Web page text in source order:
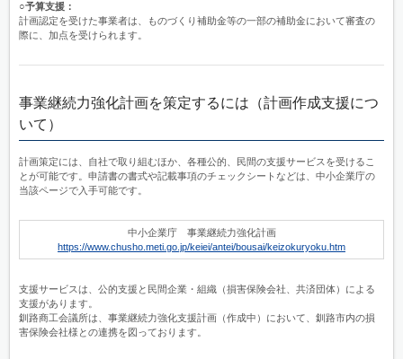
○予算支援：
計画認定を受けた事業者は、ものづくり補助金等の一部の補助金において審査の
際に、加点を受けられます。
事業継続力強化計画を策定するには（計画作成支援につ
いて）
計画策定には、自社で取り組むほか、各種公的、民間の支援サービスを受けるこ
とが可能です。申請書の書式や記載事項のチェックシートなどは、中小企業庁の
当該ページで入手可能です。
中小企業庁 事業継続力強化計画
https://www.chusho.meti.go.jp/keiei/antei/bousai/keizokuryoku.htm
支援サービスは、公的支援と民間企業・組織（損害保険会社、共済団体）による
支援があります。
釧路商工会議所は、事業継続力強化支援計画（作成中）において、釧路市内の損
害保険会社様との連携を図っております。